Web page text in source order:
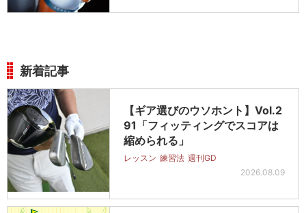
新着記事
【ギア選びのウソホント】Vol.2
91「フィッティングでスコアは
縮められる」
レッスン 練習法 週刊GD
2026.08.09